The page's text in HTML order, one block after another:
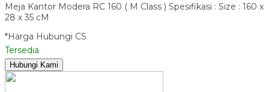
Meja Kantor Modera RC 160 ( M Class ) Spesifikasi : Size : 160 x
28 x 35 cM
*Harga Hubungi CS
Tersedia
Hubungi Kami